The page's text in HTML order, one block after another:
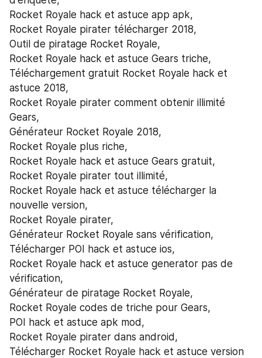
Rocket Royale hack et astuce app apk,
Rocket Royale pirater télécharger 2018,
Outil de piratage Rocket Royale,
Rocket Royale hack et astuce Gears triche,
Téléchargement gratuit Rocket Royale hack et
astuce 2018,
Rocket Royale pirater comment obtenir illimité
Gears,
Générateur Rocket Royale 2018,
Rocket Royale plus riche,
Rocket Royale hack et astuce Gears gratuit,
Rocket Royale pirater tout illimité,
Rocket Royale hack et astuce télécharger la
nouvelle version,
Rocket Royale pirater,
Générateur Rocket Royale sans vérification,
Télécharger POI hack et astuce ios,
Rocket Royale hack et astuce generator pas de
vérification,
Générateur de piratage Rocket Royale,
Rocket Royale codes de triche pour Gears,
POI hack et astuce apk mod,
Rocket Royale pirater dans android,
Télécharger Rocket Royale hack et astuce version